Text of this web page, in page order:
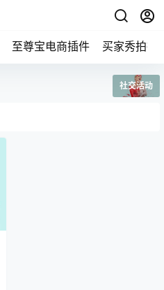
至尊宝电商插件 买家秀拍摄
社交活动